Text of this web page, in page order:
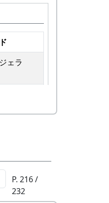
るさと加
位”に入る
「地元産
を受け取
て帰ろう
茶うらや
いしい“た
うことが
あ」と思
村を、喰
岩座神は
ェラ
P. 216 /
232